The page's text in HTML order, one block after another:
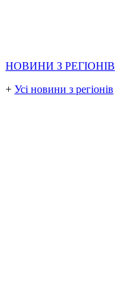
НОВИНИ З РЕГІОНІВ
+ Усі новини з регіонів